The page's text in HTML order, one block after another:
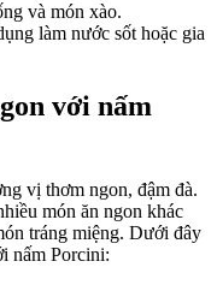
và món xào.
làm nước sốt hoặc gia
với nấm
vị thơm ngon, đậm đà.
món ăn ngon khác
tráng miệng. Dưới đây
nấm Porcini: